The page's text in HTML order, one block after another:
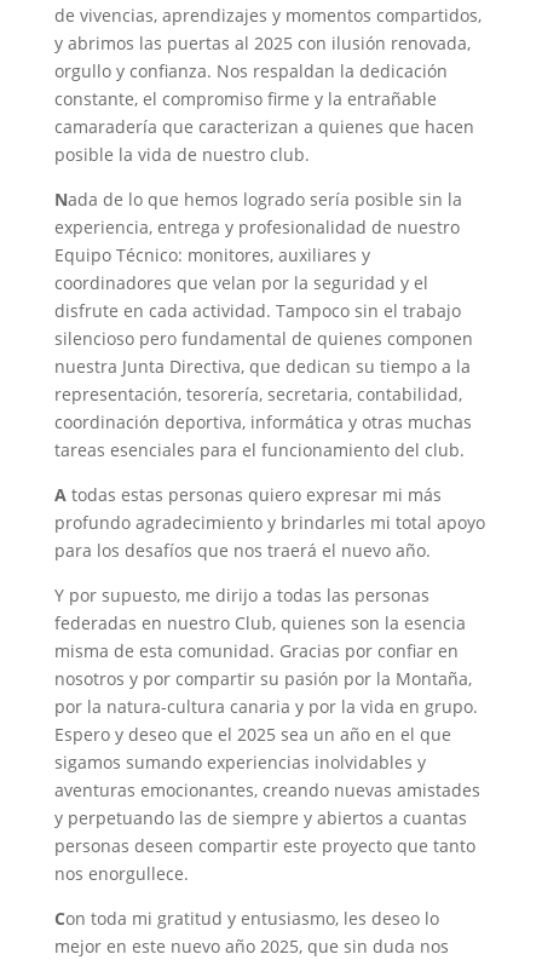
de vivencias, aprendizajes y momentos compartidos,
y abrimos las puertas al 2025 con ilusión renovada,
orgullo y confianza. Nos respaldan la dedicación
constante, el compromiso firme y la entrañable
camaradería que caracterizan a quienes que hacen
posible la vida de nuestro club.
Nada de lo que hemos logrado sería posible sin la
experiencia, entrega y profesionalidad de nuestro
Equipo Técnico: monitores, auxiliares y
coordinadores que velan por la seguridad y el
disfrute en cada actividad. Tampoco sin el trabajo
silencioso pero fundamental de quienes componen
nuestra Junta Directiva, que dedican su tiempo a la
representación, tesorería, secretaria, contabilidad,
coordinación deportiva, informática y otras muchas
tareas esenciales para el funcionamiento del club.
Atodas estas personas quiero expresar mi más
profundo agradecimiento y brindarles mi total apoyo
para los desafíos que nos traerá el nuevo año.
Y por supuesto, me dirijo a todas las personas
federadas en nuestro Club, quienes son la esencia
misma de esta comunidad. Gracias por confiar en
nosotros y por compartir su pasión por la Montaña,
por la natura-cultura canaria y por la vida en grupo.
Espero y deseo que el 2025 sea un año en el que
sigamos sumando experiencias inolvidables y
aventuras emocionantes, creando nuevas amistades
y perpetuando las de siempre y abiertos a cuantas
personas deseen compartir este proyecto que tanto
nos enorgullece.
Con toda mi gratitud y entusiasmo, les deseo lo
mejor en este nuevo año 2025, que sin duda nos